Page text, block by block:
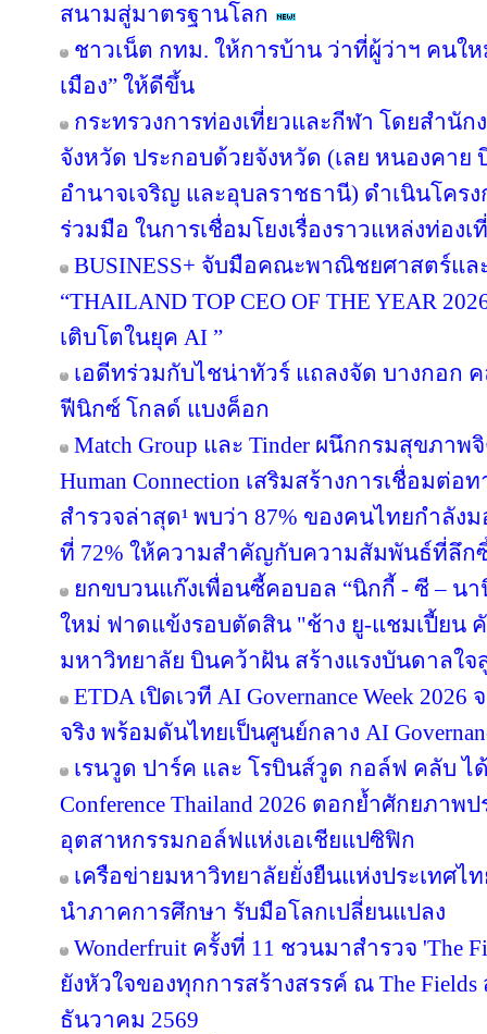
สนามสู่มาตรฐานโลก
ชาวเน็ต กทม. ให้การบ้าน ว่าที่ผู้ว่าฯ คน
เมือง” ให้ดีขึ้น
กระทรวงการท่องเที่ยวและกีฬา โดยสำนั
จังหวัด ประกอบด้วยจังหวัด (เลย หนองคา
อำนาจเจริญ และอุบลราชธานี) ดำเนินโคร
ร่วมมือ ในการเชื่อมโยงเรื่องราวแหล่งท่อง
BUSINESS+ จับมือคณะพาณิชยศาสตร์แ
“THAILAND TOP CEO OF THE YEAR
เติบโตในยุค AI ”
เอดีทร่วมกับไชน่าทัวร์ แถลงจัด บางกอก
ฟีนิกซ์ โกลด์ แบงค็อก
Match Group และ Tinder ผนึกกรมสุขภา
Human Connection เสริมสร้างการเชื่อมต่อ
สำรวจล่าสุด¹ พบว่า 87% ของคนไทยกำลั
ที่ 72% ให้ความสำคัญกับความสัมพันธ์ที่ลึก
ยกขบวนแก๊งเพื่อนซี้คอบอล “นิกกี้ - ซี – นา
ใหม่ ฟาดแข้งรอบตัดสิน "ช้าง ยู-แชมเปี้ยน
มหาวิทยาลัย บินคว้าฝัน สร้างแรงบันดาลใ
ETDA เปิดเวที AI Governance Week
จริง พร้อมดันไทยเป็นศูนย์กลาง AI
เรนวูด ปาร์ค และ โรบินส์วูด กอล์ฟ คลับ ไ
Conference Thailand 2026 ตอกย้ำศักยภาพ
อุตสาหกรรมกอล์ฟแห่งเอเชียแปซิฟิก
เครือข่ายมหาวิทยาลัยยั่งยืนแห่งประเทศ
นำภาคการศึกษา รับมือโลกเปลี่ยนแปลง
Wonderfruit ครั้งที่ 11 ชวนมาสำรวจ 'The
ยังหัวใจของทุกการสร้างสรรค์ ณ The
ธันวาคม 2569